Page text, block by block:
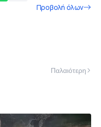
Προβολή όλων
Παλαιότερη